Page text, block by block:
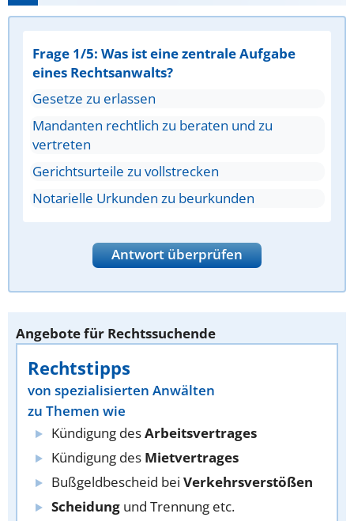
Frage 1/5: Was ist eine zentrale Aufgabe
eines Rechtsanwalts?
Gesetze zu erlassen
Mandanten rechtlich zu beraten und zu
vertreten
Gerichtsurteile zu vollstrecken
Notarielle Urkunden zu beurkunden
Antwort überprüfen
Angebote für Rechtssuchende
Rechtstipps
von spezialisierten Anwälten
zu Themen wie
Kündigung desArbeitsvertrages
Kündigung des Mietvertrages
Bußgeldbescheid bei Verkehrsverstößen
Scheidung und Trennung etc.